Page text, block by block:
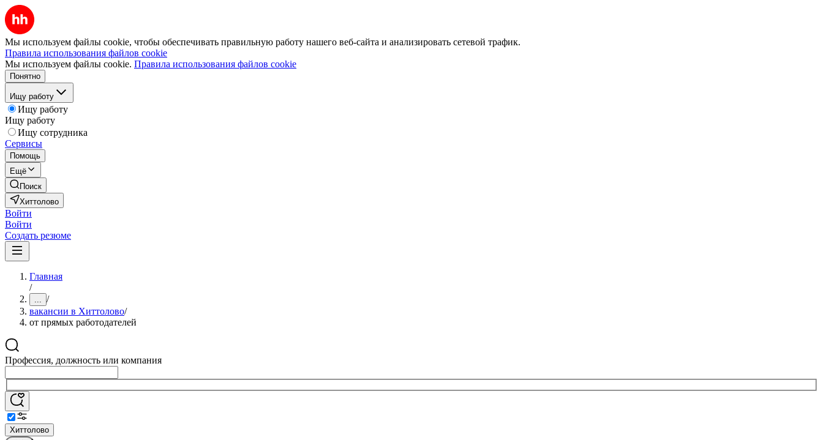
Мы используем файлы cookie, чтобы обеспечивать правильную работу нашего веб-сайта и анализировать сетевой трафик.
Правила использования файлов cookie
Мы используем файлы cookie. Правила использования файлов cookie
Понятно
Ищу работу
Ищу работу
Ищу работу
Ищу сотрудника
Сервисы
Помощь
Ещё
Поиск
Хиттолово
Войти
Войти
Создать резюме
Главная
/
... /
вакансии в Хиттолово/
от прямых работодателей
Профессия, должность или компания
Хиттолово